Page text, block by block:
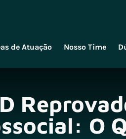
de Atuação Nosso Time
O